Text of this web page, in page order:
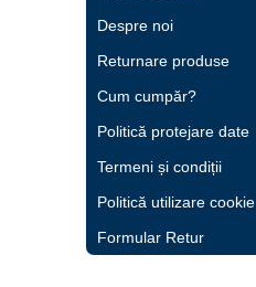
Despre noi
Returnare produse
Cum cumpăr?
Politică protejare date
Termeni și condiții
Politică utilizare cookie
Formular Retur